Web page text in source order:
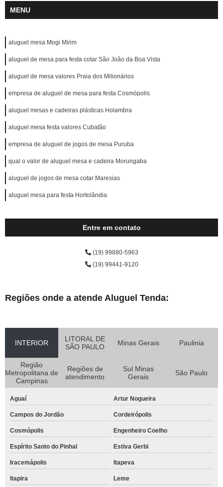
MENU
aluguel mesa Mogi Mirim
aluguel de mesa para festa cotar São João da Boa Vista
aluguel de mesa valores Praia dos Milionários
empresa de aluguel de mesa para festa Cosmópolis
aluguel mesas e cadeiras plásticas Holambra
aluguel mesa festa valores Cubatão
empresa de aluguel de jogos de mesa Puruba
qual o valor de aluguel mesa e cadeira Morungaba
aluguel de jogos de mesa cotar Maresias
aluguel mesa para festa Hortolândia
Entre em contato
(19) 99880-5963
(19) 99441-9120
Regiões onde a atende Aluguel Tenda:
INTERIOR
LITORAL DE
SÃO PAULO
Minas Gerais Paulinia
Região
Metropolitana de
Campinas
Regiões de
atendimento
Sul Minas
Gerais
São Paulo
Aguaí Artur Nogueira
Campos do Jordão Cordeirópolis
Cosmópolis Engenheiro Coelho
Espírito Santo do Pinhal Estiva Gerbi
Iracemápolis Itapeva
Itapira Leme